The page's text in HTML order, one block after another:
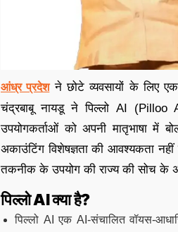
आंध्र प्रदेशने छोटे व्यवसायों के लिए
चंद्रबाबू नायडू ने पिल्लो AI (Pilloo
उपयोगकर्ताओं को अपनी मातृभाषा में
अकाउंटिंग विशेषज्ञता की आवश्यकता नहीं
तकनीक के उपयोग की राज्य की सोच के
पिल्लो AI क्या है?
पिल्लो AI एक AI-संचालित वॉयस-